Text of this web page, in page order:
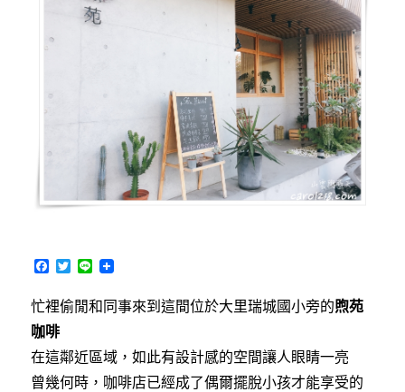
good
fruit
～
清
新
明
亮，
寵
物
親
子
餐
廳〉
F
c
e
b
o
o
k
T
i
t
r
L
n
e
忙裡偷閒和同事來到這間位於大里瑞城國小旁的煦苑
咖啡
在這鄰近區域，如此有設計感的空間讓人眼睛一亮
曾幾何時，咖啡店已經成了偶爾擺脫小孩才能享受的